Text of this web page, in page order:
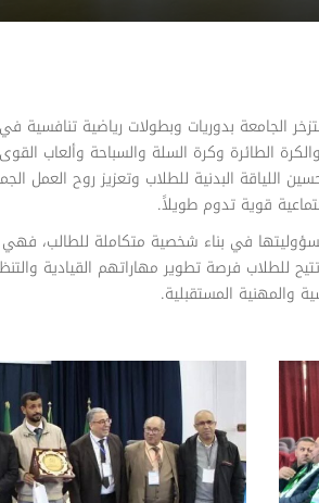
الجامعة بدوريات وبطولات رياضية تنافسية
الطائرة وكرة السلة والسباحة وألعاب
اللياقة البدنية للطلاب وتعزيز روح العمل
قوية تدوم طويلاً.
في بناء شخصية متكاملة للطالب،
للطلاب فرصة تطوير مهاراتهم القيادية
والمهنية المستقبلية.